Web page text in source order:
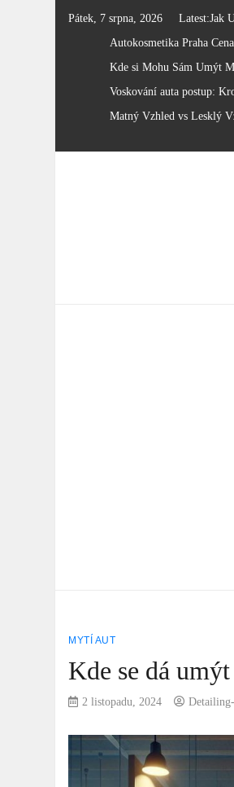
Pátek, 7 srpna, 2026 Latest:Jak
Autokosmetika Praha
Kde si Mohu Sám Umýt
Voskování auta postup:
Matný Vzhled vs Lesklý
MYTÍ AUT
Kde se dá
2 listopadu, 2024